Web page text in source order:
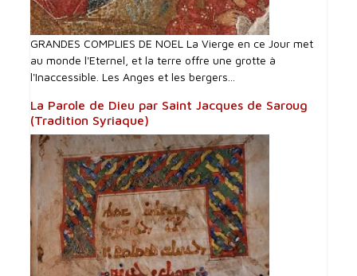
GRANDES COMPLIES DE NOEL La Vierge en ce Jour met
au monde l'Eternel, et la terre offre une grotte à
l'Inaccessible. Les Anges et les bergers...
La Parole de Dieu par Saint Jacques de Saroug
(Tradition Syriaque)